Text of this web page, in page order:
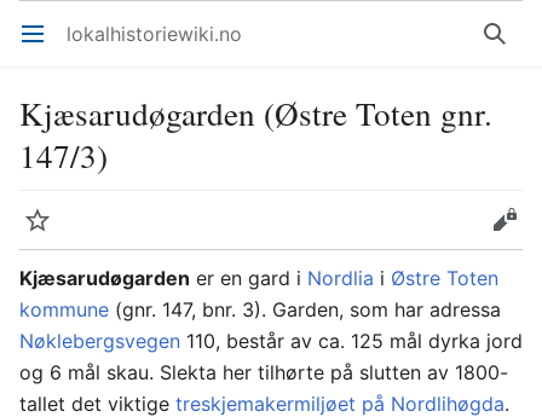
Åpne hovedmenyen lokalhistoriewiki.no Søk
Kjæsarudøgarden (Østre Toten gnr.
147/3)
Overvåk
Rediger
Kjæsarudøgarden er en gard i Nordlia i Østre Toten
kommune (gnr. 147, bnr. 3). Garden, som har adressa
Nøklebergsvegen 110, består av ca. 125 mål dyrka jord
og 6 mål skau. Slekta her tilhørte på slutten av 1800-
tallet det viktige treskjemakermiljøet på Nordlihøgda.